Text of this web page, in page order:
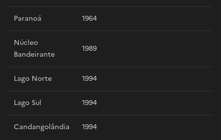
Paranoá 1964
Núcleo
Bandeirante
1989
Lago Norte 1994
Lago Sul 1994
Candangolândia 1994